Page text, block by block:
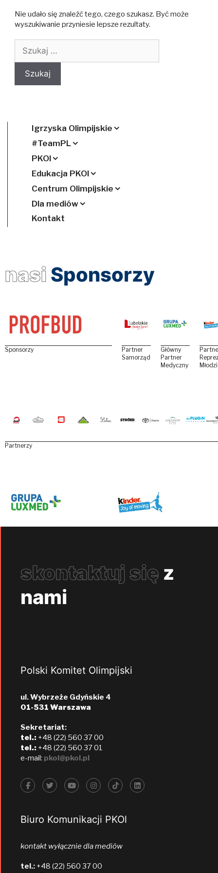
Nie udało się znaleźć tego, czego szukasz. Być może
wyszukiwanie przyniesie lepsze rezultaty.
Igrzyska Olimpijskie
#TeamPL
PKOl
Edukacja PKOl
Centrum Olimpijskie
Dla mediów
Kontakt
nasi Sponsorzy
Sponsorzy
Partner
Samorządowy
Główny
Partner
Medyczny
Partnerzy
skontaktuj się z
nami
Polski Komitet Olimpijski
ul. Wybrzeże Gdyńskie 4
01-531 Warszawa
Sekretariat:
tel.: +48 (22) 560 37 00
tel.: +48 (22) 560 37 01
e-mail: pkol@pkol.pl
Biuro Komunikacji PKOl
kontakt wyłącznie dla mediów
tel.: +48 (22) 560 37 00